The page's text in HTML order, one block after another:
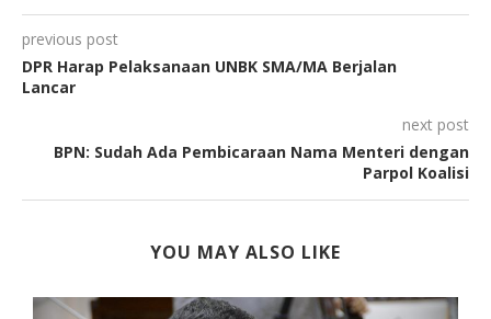
previous post
DPR Harap Pelaksanaan UNBK SMA/MA Berjalan
Lancar
next post
BPN: Sudah Ada Pembicaraan Nama Menteri dengan
Parpol Koalisi
YOU MAY ALSO LIKE